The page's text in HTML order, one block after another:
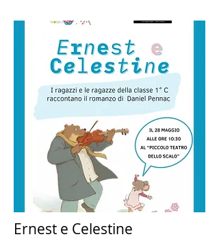
Ernest e Celestine